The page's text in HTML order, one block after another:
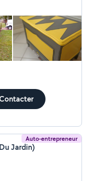
Auto-entrepreneur
Jardin)